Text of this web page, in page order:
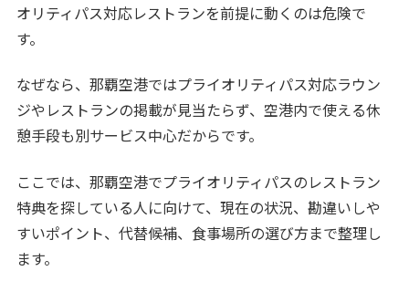
オリティパス対応レストランを前提に動くのは危険で
す。
なぜなら、那覇空港ではプライオリティパス対応ラウン
ジやレストランの掲載が見当たらず、空港内で使える休
憩手段も別サービス中心だからです。
ここでは、那覇空港でプライオリティパスのレストラン
特典を探している人に向けて、現在の状況、勘違いしや
すいポイント、代替候補、食事場所の選び方まで整理し
ます。